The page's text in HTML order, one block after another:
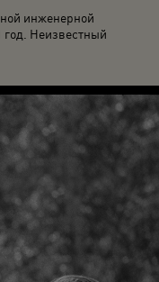
инженерной
год. Неизвестный